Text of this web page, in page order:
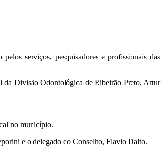
serviços, pesquisadores e profissionais das
da Divisão Odontológica de Ribeirão Preto, Artur
no município.
e o delegado do Conselho, Flavio Dalto.